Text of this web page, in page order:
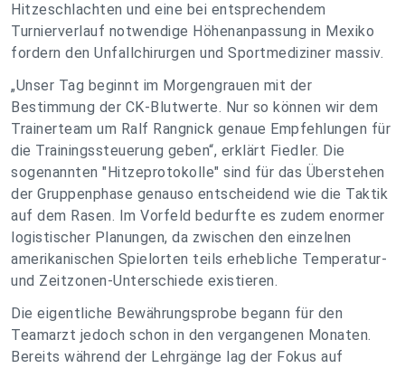
Hitzeschlachten und eine bei entsprechendem
Turnierverlauf notwendige Höhenanpassung in Mexiko
fordern den Unfallchirurgen und Sportmediziner massiv.
„Unser Tag beginnt im Morgengrauen mit der
Bestimmung der CK-Blutwerte. Nur so können wir dem
Trainerteam um Ralf Rangnick genaue Empfehlungen für
die Trainingssteuerung geben“, erklärt Fiedler. Die
sogenannten "Hitzeprotokolle" sind für das Überstehen
der Gruppenphase genauso entscheidend wie die Taktik
auf dem Rasen. Im Vorfeld bedurfte es zudem enormer
logistischer Planungen, da zwischen den einzelnen
amerikanischen Spielorten teils erhebliche Temperatur-
und Zeitzonen-Unterschiede existieren.
Die eigentliche Bewährungsprobe begann für den
Teamarzt jedoch schon in den vergangenen Monaten.
Bereits während der Lehrgänge lag der Fokus auf